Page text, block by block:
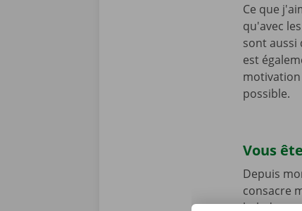
Ce que
qu'avec
sont aussi
est
possible.
Vous
Depuis
consacre
balades